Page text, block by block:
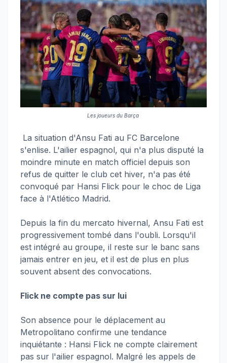
Les joueurs du Barça
La situation d'Ansu Fati au FC Barcelone
s'enlise. L'ailier espagnol, qui n'a plus disputé la
moindre minute en match officiel depuis son
refus de quitter le club cet hiver, n'a pas été
convoqué par Hansi Flick pour le choc de Liga
face à l'Atlético Madrid.
Depuis la fin du mercato hivernal, Ansu Fati est
progressivement tombé dans l'oubli. Lorsqu'il
est intégré au groupe, il reste sur le banc sans
jamais entrer en jeu, et il est de plus en plus
souvent absent des convocations.
Flick ne compte pas sur lui
Son absence pour le déplacement au
Metropolitano confirme une tendance
inquiétante : Hansi Flick ne compte clairement
pas sur l'ailier espagnol. Malgré les appels de